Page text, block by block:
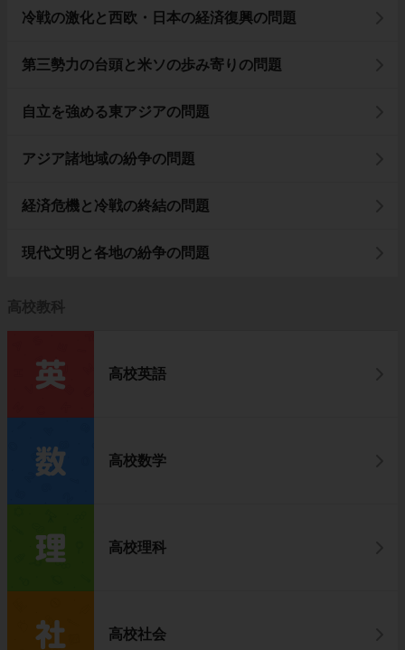
冷戦の激化と西欧・日本の経済復興の問題
第三勢力の台頭と米ソの歩み寄りの問題
自立を強める東アジアの問題
アジア諸地域の紛争の問題
経済危機と冷戦の終結の問題
現代文明と各地の紛争の問題
高校教科
高校英語
高校数学
高校理科
高校社会